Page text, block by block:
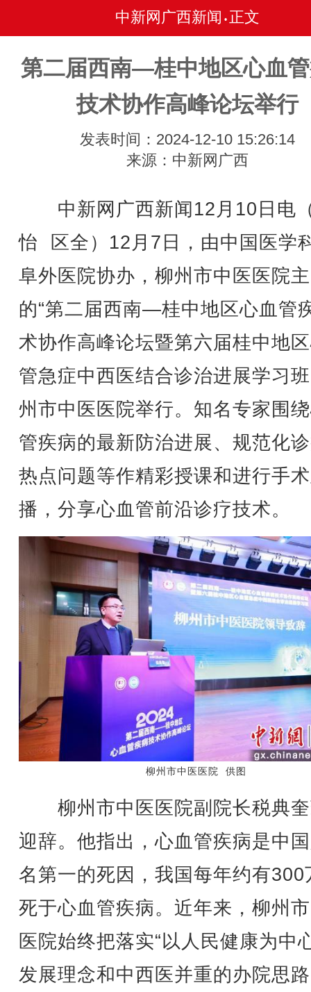
中新网广西新闻 • 正文
第二届西南—桂中地区心血
技术协作高峰论坛举行
发表时间：2024-12-10 15:26:14
来源：中新网广西
中新网广西新闻12月10日电
怡 区全）12月7日，由中国医学
阜外医院协办，柳州市中医医院
的“第二届西南—桂中地区心血管
术协作高峰论坛暨第六届桂中地
管急症中西医结合诊治进展学习
州市中医医院举行。知名专家围
管疾病的最新防治进展、规范化
热点问题等作精彩授课和进行手
播，分享心血管前沿诊疗技术。
柳州市中医医院 供图
柳州市中医医院副院长税典
迎辞。他指出，心血管疾病是中
名第一的死因，我国每年约有300
死于心血管疾病。近年来，柳州
医院始终把落实“以人民健康为中
发展理念和中西医并重的办院思